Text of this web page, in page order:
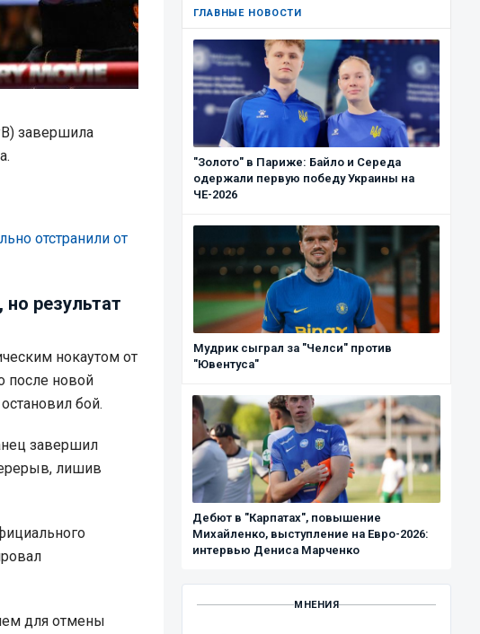
завершила
отстранили от
результат
нокаутом от
после новой
бой.
завершил
лишив
для отмены
ГЛАВНЫЕ НОВОСТИ
"Золото" в Париже: Байло и Середа
одержали первую победу Украины на
ЧЕ-2026
Мудрик сыграл за "Челси" против
"Ювентуса"
Дебют в "Карпатах", повышение
Михайленко, выступление на Евро-2026:
интервью Дениса Марченко
МНЕНИЯ